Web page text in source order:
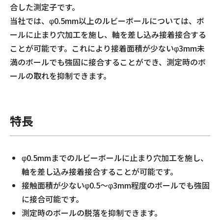
合した測定子です。
当社では、φ0.5mm以上のルビーボールについては、ボ
ールに止まり穴加工を施し、軸を差し込み接着接合する
ことが可能です。これにより接着面積が少ないφ3mm未
満のボールでも強固に接合することができ、測定時のボ
ールの取れを抑制できます。
特長
φ0.5mmまでのルビーボールに止まり穴加工を施し、
軸を差し込み接着接合することが可能です。
接触面積が少ないφ0.5～φ3mm程度のボールでも強固
に接合可能です。
測定時のボールの脱落を抑制できます。